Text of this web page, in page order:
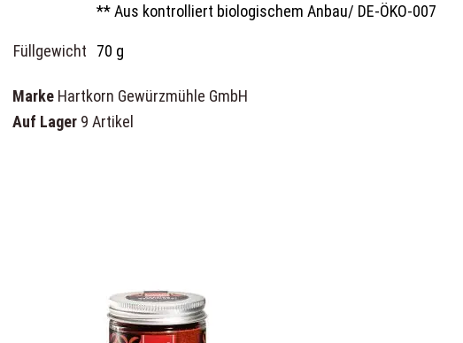
** Aus kontrolliert biologischem Anbau/ DE-ÖKO-007
Füllgewicht 70 g
Marke Hartkorn Gewürzmühle GmbH
Auf Lager 9 Artikel